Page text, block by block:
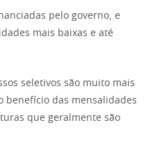
pelo governo, e
mais baixas e até
seletivos são muito mais
benefício das mensalidades
que geralmente são